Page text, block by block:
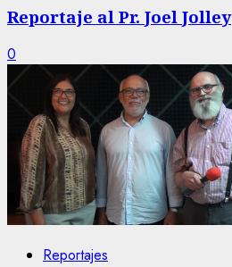
Reportaje al Pr. Joel Jolley
0
Reportajes